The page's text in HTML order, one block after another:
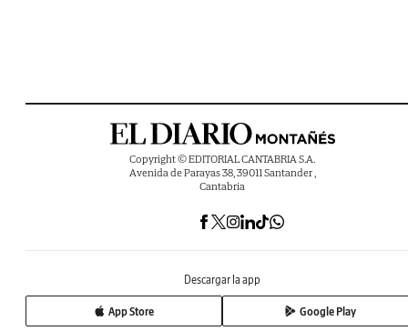
Copyright © EDITORIAL CANTABRIA S.A.
Avenida de Parayas 38, 39011 Santander ,
Cantabria
Descargar la app
App Store Google Play